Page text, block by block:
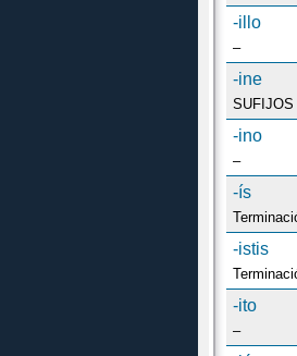
-illo
–
-ine
-ino
–
-ís
-istis
-ito
–